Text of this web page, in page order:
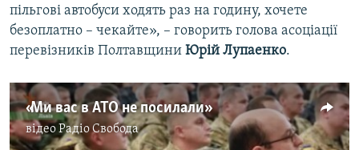
пільгові автобуси ходять раз на годину, хочете
безоплатно – чекайте», – говорить голова асоціації
перевізників Полтавщини Юрій Лупаенко.
«Ми вас в АТО не посилали»
відеоРадіо Свобода